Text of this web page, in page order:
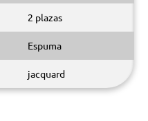
2 plazas
Espuma
jacquard